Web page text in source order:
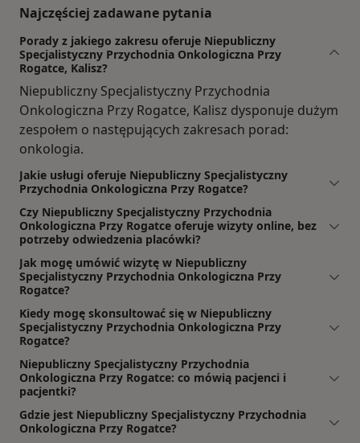
Najczęściej zadawane pytania
Porady z jakiego zakresu oferuje Niepubliczny
Specjalistyczny Przychodnia Onkologiczna Przy
Rogatce, Kalisz?
Niepubliczny Specjalistyczny Przychodnia
Onkologiczna Przy Rogatce, Kalisz dysponuje dużym
zespołem o następujących zakresach porad:
onkologia.
Jakie usługi oferuje Niepubliczny Specjalistyczny
Przychodnia Onkologiczna Przy Rogatce?
Czy Niepubliczny Specjalistyczny Przychodnia
Onkologiczna Przy Rogatce oferuje wizyty online, bez
potrzeby odwiedzenia placówki?
Jak mogę umówić wizytę w Niepubliczny
Specjalistyczny Przychodnia Onkologiczna Przy
Rogatce?
Kiedy mogę skonsultować się w Niepubliczny
Specjalistyczny Przychodnia Onkologiczna Przy
Rogatce?
Niepubliczny Specjalistyczny Przychodnia
Onkologiczna Przy Rogatce: co mówią pacjenci i
pacjentki?
Gdzie jest Niepubliczny Specjalistyczny Przychodnia
Onkologiczna Przy Rogatce?